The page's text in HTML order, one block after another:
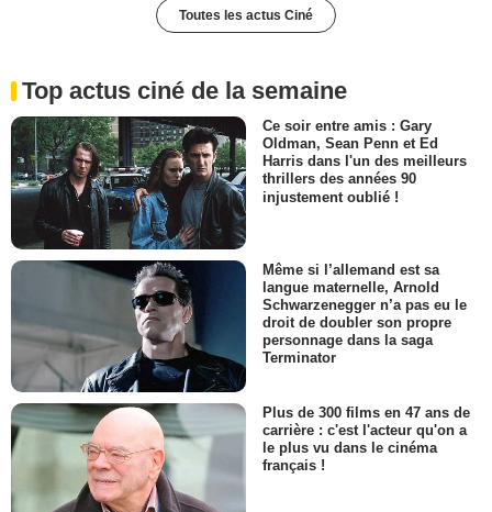
Toutes les actus Ciné
Top actus ciné de la semaine
Ce soir entre amis : Gary
Oldman, Sean Penn et Ed
Harris dans l'un des meilleurs
thrillers des années 90
injustement oublié !
Même si l’allemand est sa
langue maternelle, Arnold
Schwarzenegger n’a pas eu le
droit de doubler son propre
personnage dans la saga
Terminator
Plus de 300 films en 47 ans de
carrière : c'est l'acteur qu'on a
le plus vu dans le cinéma
français !